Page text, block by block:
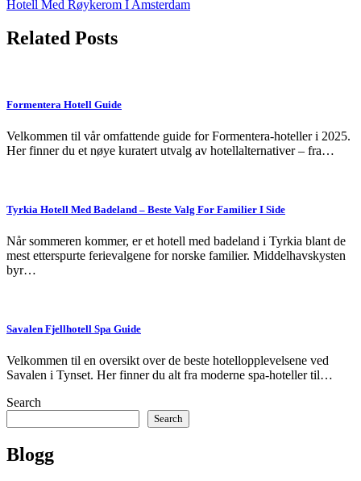
navigation
Hotell Med Røykerom I Amsterdam
Related Posts
Formentera Hotell Guide
Velkommen til vår omfattende guide for Formentera-hoteller i 2025.
Her finner du et nøye kuratert utvalg av hotellalternativer – fra…
Tyrkia Hotell Med Badeland – Beste Valg For Familier I Side
Når sommeren kommer, er et hotell med badeland i Tyrkia blant de
mest etterspurte ferievalgene for norske familier. Middelhavskysten
byr…
Savalen Fjellhotell Spa Guide
Velkommen til en oversikt over de beste hotellopplevelsene ved
Savalen i Tynset. Her finner du alt fra moderne spa-hoteller til…
Search
Search
Blogg